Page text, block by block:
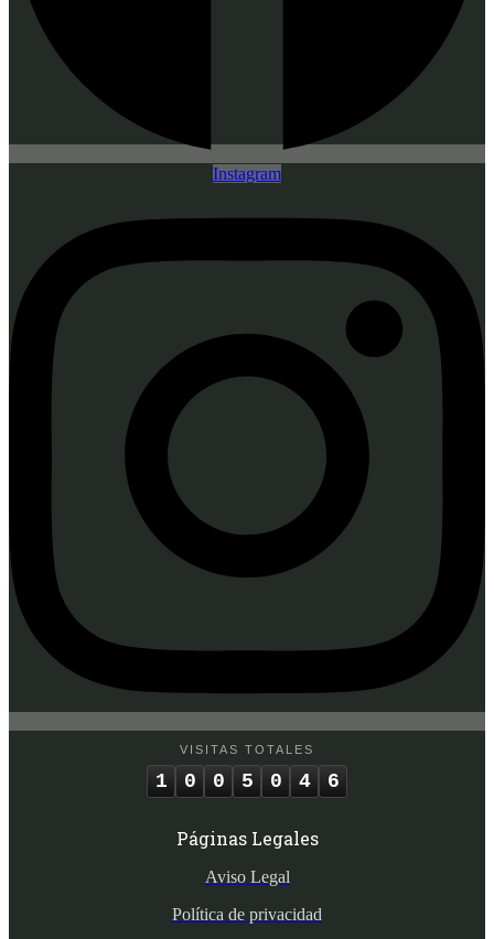
Instagram
VISITAS TOTALES
1 0 0 5 0 4 6
Páginas Legales
Aviso Legal
Política de privacidad